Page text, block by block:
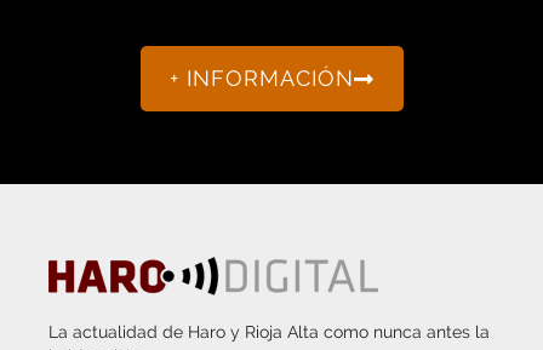
+ INFORMACIÓN
La actualidad de Haro y Rioja Alta como nunca antes la